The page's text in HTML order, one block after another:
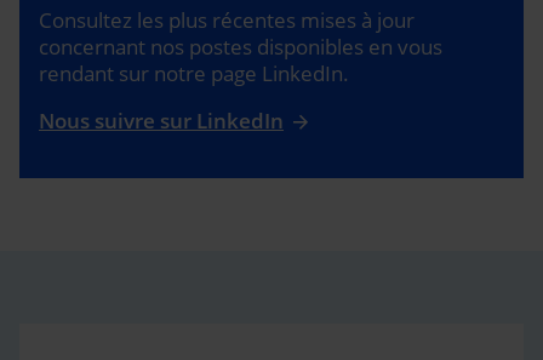
Consultez les plus récentes mises à jour
concernant nos postes disponibles en vous
rendant sur notre page LinkedIn.
Nous suivre sur LinkedIn